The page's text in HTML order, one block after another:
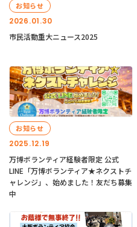
2026.01.30
お知らせ
市民活動重大ニュース2025
2025.12.19
お知らせ
万博ボランティア経験者限定 公式
LINE「万博ボランティア★ネクストチ
ャレンジ」、始めました！友だち募集
中